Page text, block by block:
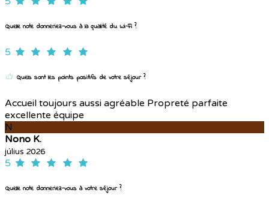
Quelle note donneriez-vous à la qualité du Wi-Fi ?
5
Quels sont les points positifs de votre séjour ?
Accueil toujours aussi agréable Propreté parfaite
excellente équipe
N
Nono K.
július 2026
5
Quelle note donneriez-vous à votre séjour ?